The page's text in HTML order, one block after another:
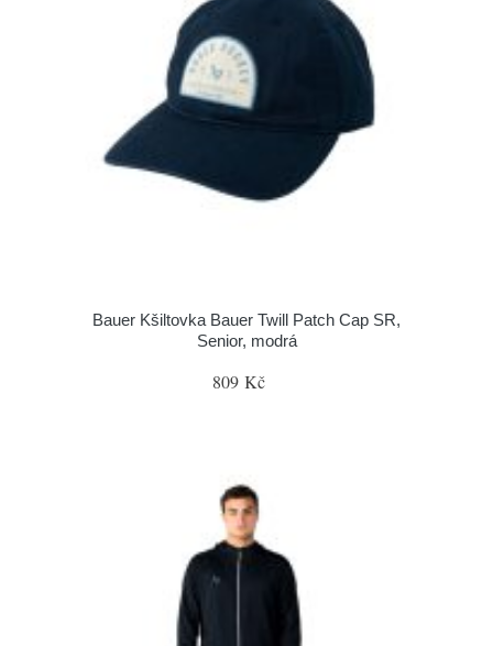
Bauer Kšiltovka Bauer Twill Patch Cap SR,
Senior, modrá
809 Kč